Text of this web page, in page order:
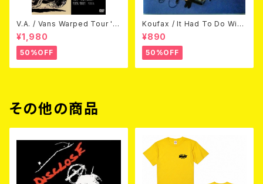
V.A. / Vans Warped Tour '0
3 (DVD)
¥1,980
50%OFF
Koufax / It Had To Do With
Love (CD)
¥890
50%OFF
その他の商品